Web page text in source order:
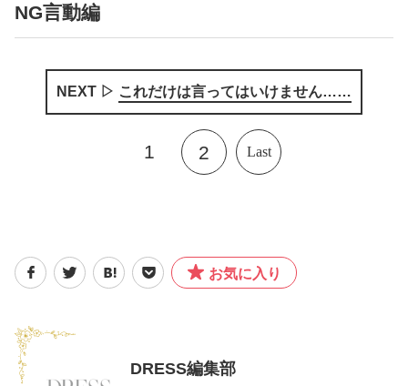
NG言動編
NEXT ▷ これだけは言ってはいけません……
1 2 Last
お気に入り
DRESS編集部